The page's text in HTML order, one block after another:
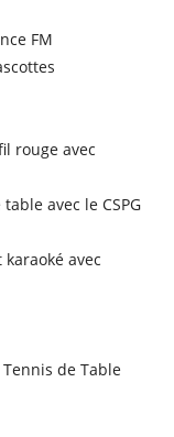
FM
rouge avec
avec le CSPG
avec
de Table